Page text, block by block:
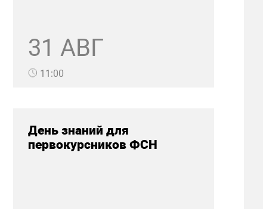
31 АВГ
11:00
День знаний для
первокурсников ФСН